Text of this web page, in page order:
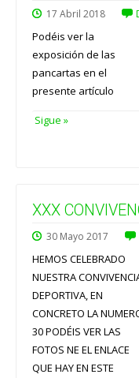
17 Abril 2018
Podéis ver la
exposición de las
pancartas en el
presente artículo
Sigue »
XXX
30 Mayo 2017
HEMOS CELEBRADO
NUESTRA
DEPORTIVA, EN
CONCRETO LA
30 PODÉIS VER LAS
FOTOS NE EL ENLACE
QUE HAY EN ESTE